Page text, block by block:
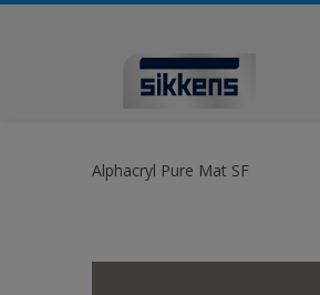
Alphacryl Pure Mat SF